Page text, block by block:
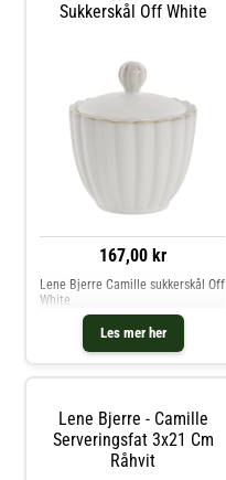
Sukkerskål Off White
167,00 kr
Les mer her
Lene Bjerre Camille sukkerskål Off
White
Lene Bjerre - Camille
Serveringsfat 3x21 Cm
Råhvit